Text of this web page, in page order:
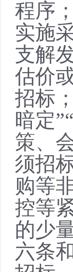
程序
实施
支解
估价
招标
暗定
策、
须招
购等
控等
的少
六条